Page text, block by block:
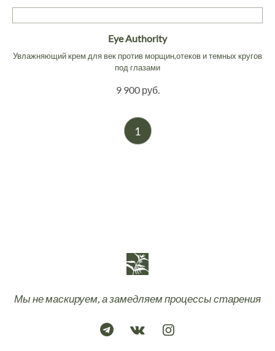
Eye Authority
Увлажняющий крем для век против морщин,отеков и темных кругов
под глазами
9 900 руб.
1
Мы не маскируем, а замедляем процессы старения